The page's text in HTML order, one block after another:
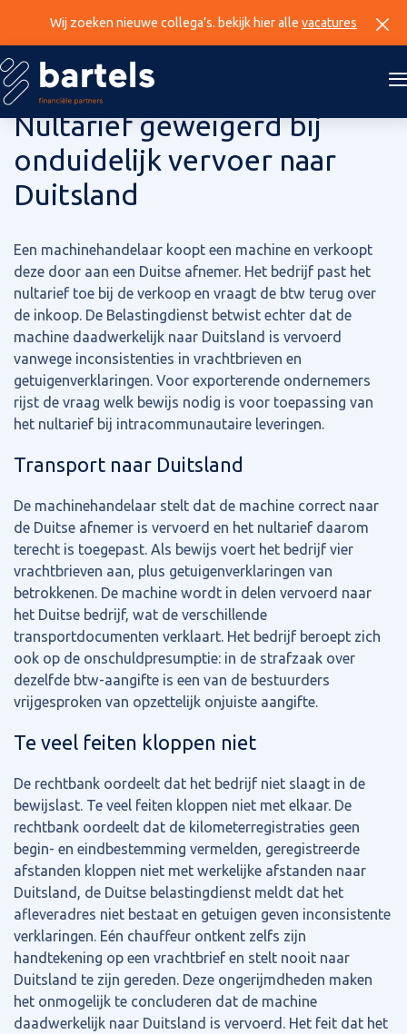
Wij zoeken nieuwe collega’s. bekijk hier alle vacatures
19 juni 2025
Nultarief geweigerd bij
onduidelijk vervoer naar
Duitsland
Een machinehandelaar koopt een machine en verkoopt
deze door aan een Duitse afnemer. Het bedrijf past het
nultarief toe bij de verkoop en vraagt de btw terug over
de inkoop. De Belastingdienst betwist echter dat de
machine daadwerkelijk naar Duitsland is vervoerd
vanwege inconsistenties in vrachtbrieven en
getuigenverklaringen. Voor exporterende ondernemers
rijst de vraag welk bewijs nodig is voor toepassing van
het nultarief bij intracommunautaire leveringen.
Transport naar Duitsland
De machinehandelaar stelt dat de machine correct naar
de Duitse afnemer is vervoerd en het nultarief daarom
terecht is toegepast. Als bewijs voert het bedrijf vier
vrachtbrieven aan, plus getuigenverklaringen van
betrokkenen. De machine wordt in delen vervoerd naar
het Duitse bedrijf, wat de verschillende
transportdocumenten verklaart. Het bedrijf beroept zich
ook op de onschuldpresumptie: in de strafzaak over
dezelfde btw-aangifte is een van de bestuurders
vrijgesproken van opzettelijk onjuiste aangifte.
Te veel feiten kloppen niet
De rechtbank oordeelt dat het bedrijf niet slaagt in de
bewijslast. Te veel feiten kloppen niet met elkaar. De
rechtbank oordeelt dat de kilometerregistraties geen
begin- en eindbestemming vermelden, geregistreerde
afstanden kloppen niet met werkelijke afstanden naar
Duitsland, de Duitse belastingdienst meldt dat het
afleveradres niet bestaat en getuigen geven inconsistente
verklaringen. Eén chauffeur ontkent zelfs zijn
handtekening op een vrachtbrief en stelt nooit naar
Duitsland te zijn gereden. Deze ongerijmdheden maken
het onmogelijk te concluderen dat de machine
daadwerkelijk naar Duitsland is vervoerd. Het feit dat het